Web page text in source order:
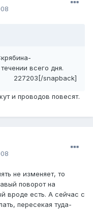
всего дня.
227203[/snapback]
и проводов повесят.
не изменяет, то
поворот на
вроде есть. А сейчас с
пересекая туда-